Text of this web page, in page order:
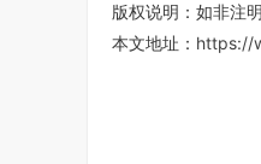
版权说明：如非注
本文地址： https://